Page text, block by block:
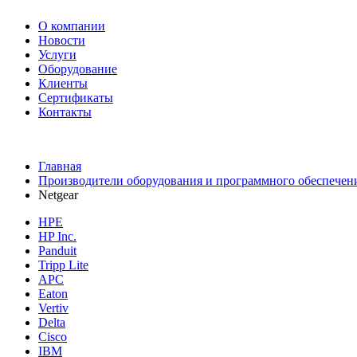
О компании
Новости
Услуги
Оборудование
Клиенты
Сертификаты
Контакты
Главная
Производители оборудования и программного
Netgear
HPE
HP Inc.
Panduit
Tripp Lite
APC
Eaton
Vertiv
Delta
Cisco
IBM